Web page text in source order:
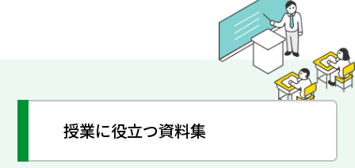
授業に役立つ資料集